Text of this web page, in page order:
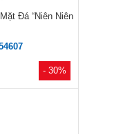
- 30%
Đá “Niên Niên